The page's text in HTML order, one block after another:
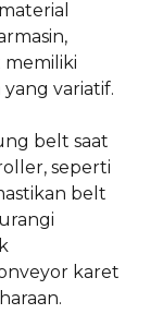
variatif.
belt saat
seperti
belt
karet